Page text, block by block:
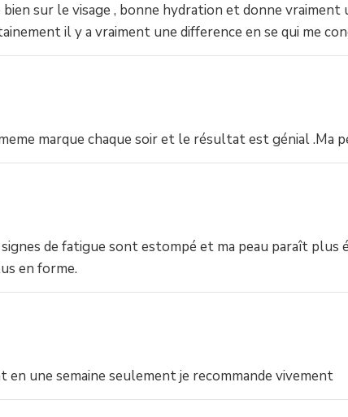
sur le visage , bonne hydration et donne
il y a vraiment une difference en se qui me
marque chaque soir et le résultat est génial .Ma
de fatigue sont estompé et ma peau paraît plus
en forme.
en une semaine seulement je recommande vivement